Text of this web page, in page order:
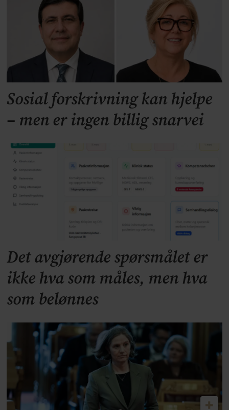
Sosial forskrivning kan hjelpe
– men er ingen billig snarvei
Det avgjørende spørsmålet er
ikke hva som måles, men hva
som belønnes